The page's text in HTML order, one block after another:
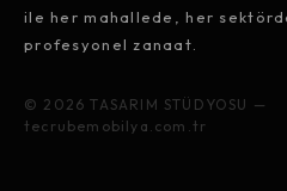
ile her mahallede, her
profesyonel zanaat.
© 2026 TASARIM STÜDYOSU —
tecrubemobilya.com.tr